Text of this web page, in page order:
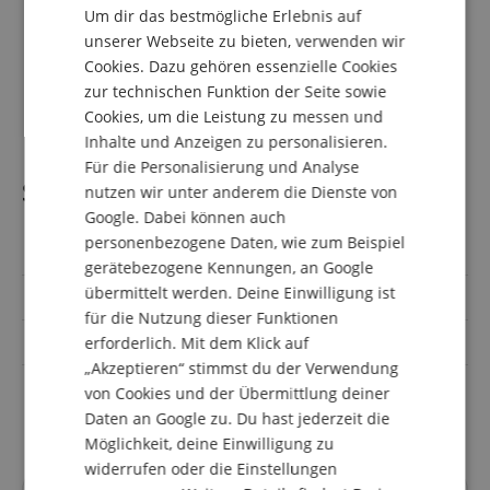
Lieferumfang
1 x Showlite SPS-121 Smart Party Spot
1 x Showlite FLS-10 PAR Floor Light Stativ 1-fach
Spezifikation
Artikelnummer 00072090
Sparset mit Stativ
Schwarz
Lichtquellenleistung in
12
FRENCH
SPANISH
Um dir das bestmögliche Erlebnis auf
unserer Webseite zu bieten, verwenden wir
Cookies. Dazu gehören essenzielle Cookies
zur technischen Funktion der Seite sowie
Cookies, um die Leistung zu messen und
Inhalte und Anzeigen zu personalisieren.
Für die Personalisierung und Analyse
nutzen wir unter anderem die Dienste von
Google. Dabei können auch
personenbezogene Daten, wie zum Beispiel
gerätebezogene Kennungen, an Google
übermittelt werden. Deine Einwilligung ist
für die Nutzung dieser Funktionen
erforderlich. Mit dem Klick auf
„Akzeptieren“ stimmst du der Verwendung
von Cookies und der Übermittlung deiner
Daten an Google zu. Du hast jederzeit die
Möglichkeit, deine Einwilligung zu
widerrufen oder die Einstellungen